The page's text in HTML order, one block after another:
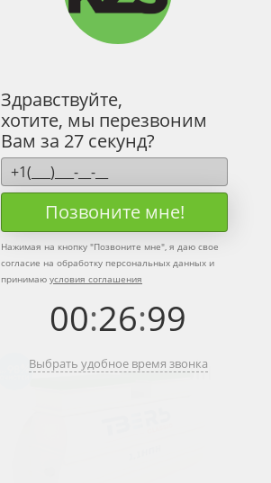
Здравствуйте,
хотите, мы перезвоним
Вам за 27 секунд?
Позвоните мне!
Нажимая на кнопку "Позвоните мне", я даю свое
согласие на обработку персональных данных и
принимаю условия соглашения
00:26:99
Выбрать удобное время звонка